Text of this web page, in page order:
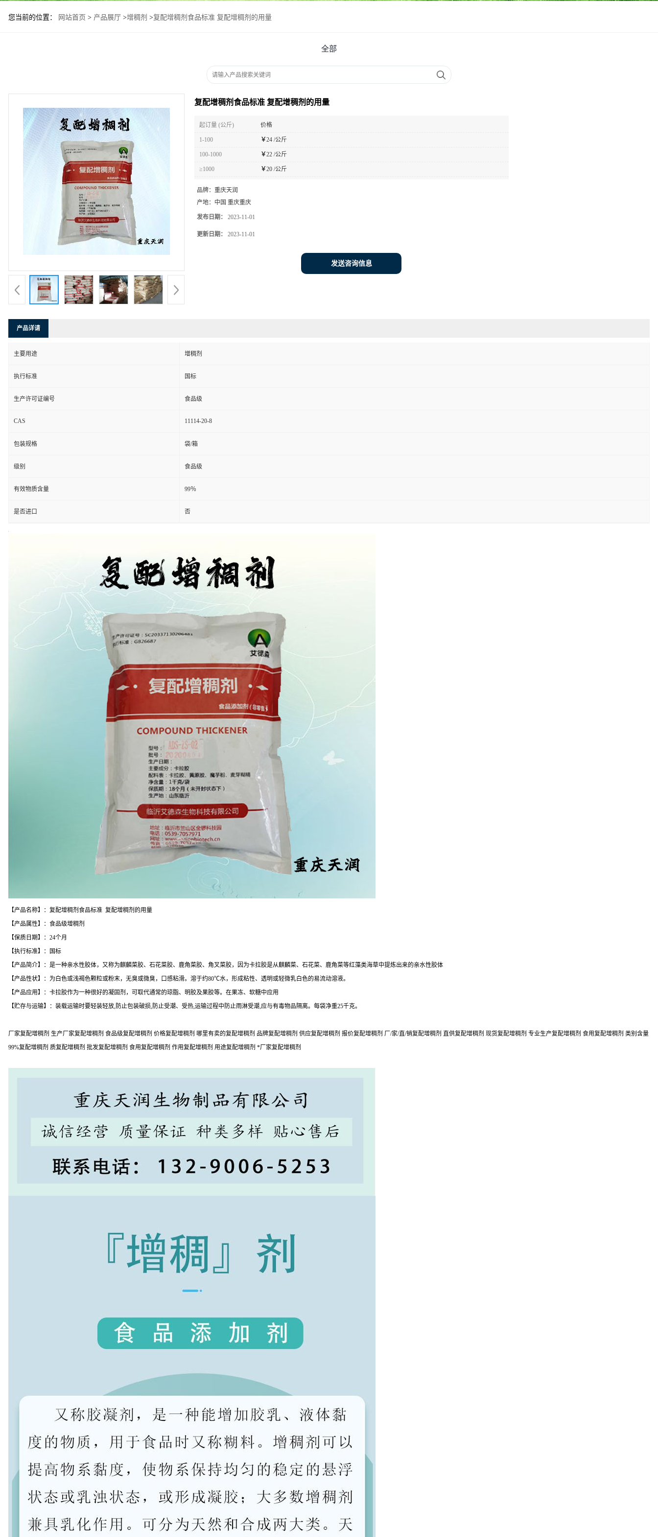
您当前的位置： 网站首页 > 产品展厅 >增稠剂 >复配增稠剂食品标准 复配增稠剂的用量
全部
复配增稠剂食品标准 复配增稠剂的用量
起订量 (公斤) 价格
1-100 ￥24 /公斤
100-1000 ￥22 /公斤
≥1000 ￥20 /公斤
品牌： 重庆天润
产地： 中国 重庆重庆
发布日期： 2023-11-01
更新日期： 2023-11-01
发送咨询信息
产品详请
主要用途 增稠剂
执行标准 国标
生产许可证编号 食品级
CAS 11114-20-8
包装规格 袋/箱
级别 食品级
有效物质含量 99％
是否进口 否
【产品名称】：复配增稠剂食品标准 复配增稠剂的用量
【产品属性】：食品级增稠剂
【保质日期】：24个月
【执行标准】：国标
【产品简介】：是一种亲水性胶体，又称为麒麟菜胶、石花菜胶、鹿角菜胶、角叉菜胶，因为卡拉胶是从麒麟菜、石花菜、鹿角菜等红藻类海草中提炼出来的亲水性胶体
【产品性状】：为白色或浅褐色颗粒或粉末，无臭或微臭，口感粘滑。溶于约80℃水，形成粘性、透明或轻微乳白色的易流动溶液。
【产品应用】：卡拉胶作为一种很好的凝固剂，可取代通常的琼脂、明胶及果胶等。在果冻、软糖中应用
【贮存与运输】：装载运输时要轻装轻放,防止包装破损,防止受潮、受热,运输过程中防止雨淋受潮,应与有毒物品隔离。每袋净重25千克。
厂家复配增稠剂 生产厂家复配增稠剂 食品级复配增稠剂 价格复配增稠剂 哪里有卖的复配增稠剂 品牌复配增稠剂 供应复配增稠剂 报价复配增稠剂 厂/家/直/销复配增稠剂 直供复配增稠剂 现货复配增稠剂 专业生产复配增稠剂 食用复配增稠剂 类别含量
99%复配增稠剂 质复配增稠剂 批发复配增稠剂 食用复配增稠剂 作用复配增稠剂 用途复配增稠剂 *厂家复配增稠剂